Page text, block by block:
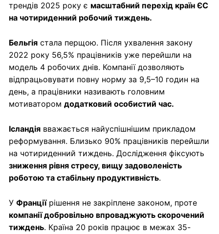
трендів 2025 року є масштабний перехід країн ЄС
на чотириденний робочий тиждень.
Бельгія стала перщою. Після ухвалення закону
2022 року 56,5% працівників уже перейшли на
модель 4 робочих днів. Компанії дозволяють
відпрацьовувати повну норму за 9,5–10 годин на
день, а працівники називають головним
мотиватором додатковий особистий час.
Ісландія вважається найуспішнішим прикладом
реформування. Близько 90% працівників перейшли
на чотириденний тиждень. Дослідження фіксують
зниження рівня стресу, вищу задоволеність
роботою та стабільну продуктивність.
У Франціїрішення не закріплене законом, проте
компанії добровільно впроваджують скорочений
тиждень. Країна 20 років працює в межах 35-